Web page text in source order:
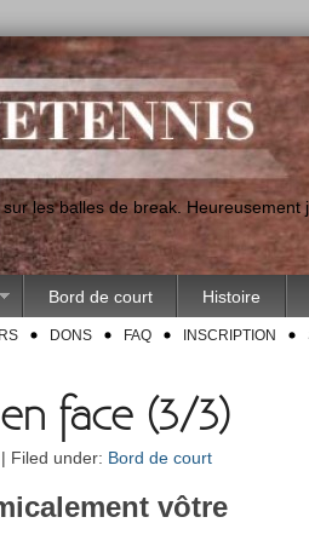
les balles de break.
Bord de court Histoire
DONS FAQ INSCRIPTION
face (3/3)
Filed under: Bord de court
vôtre